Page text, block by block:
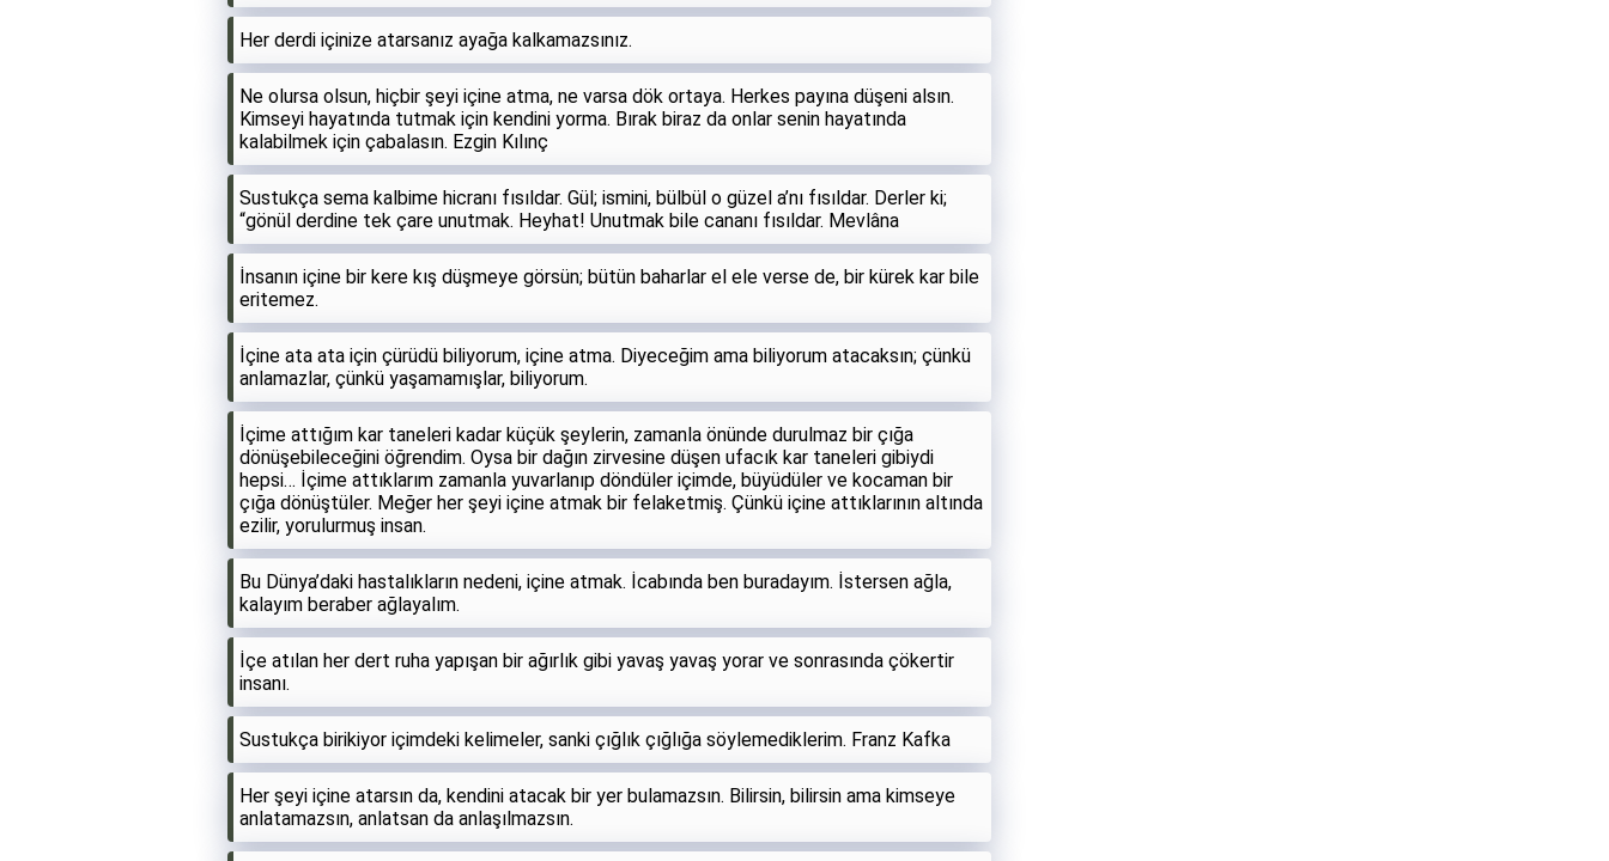
Her derdi içinize atarsanız ayağa kalkamazsınız.
Ne olursa olsun, hiçbir şeyi içine atma, ne varsa dök ortaya. Herkes payına düşeni alsın.
Kimseyi hayatında tutmak için kendini yorma. Bırak biraz da onlar senin hayatında
kalabilmek için çabalasın. Ezgin Kılınç
Sustukça sema kalbime hicranı fısıldar. Gül; ismini, bülbül o güzel a’nı fısıldar. Derler ki;
“gönül derdine tek çare unutmak. Heyhat! Unutmak bile cananı fısıldar. Mevlâna
İnsanın içine bir kere kış düşmeye görsün; bütün baharlar el ele verse de, bir kürek kar bile
eritemez.
İçine ata ata için çürüdü biliyorum, içine atma. Diyeceğim ama biliyorum atacaksın; çünkü
anlamazlar, çünkü yaşamamışlar, biliyorum.
İçime attığım kar taneleri kadar küçük şeylerin, zamanla önünde durulmaz bir çığa
dönüşebileceğini öğrendim. Oysa bir dağın zirvesine düşen ufacık kar taneleri gibiydi
hepsi… İçime attıklarım zamanla yuvarlanıp döndüler içimde, büyüdüler ve kocaman bir
çığa dönüştüler. Meğer her şeyi içine atmak bir felaketmiş. Çünkü içine attıklarının altında
ezilir, yorulurmuş insan.
Bu Dünya’daki hastalıkların nedeni, içine atmak. İcabında ben buradayım. İstersen ağla,
kalayım beraber ağlayalım.
İçe atılan her dert ruha yapışan bir ağırlık gibi yavaş yavaş yorar ve sonrasında çökertir
insanı.
Sustukça birikiyor içimdeki kelimeler, sanki çığlık çığlığa söylemediklerim. Franz Kafka
Her şeyi içine atarsın da, kendini atacak bir yer bulamazsın. Bilirsin, bilirsin ama kimseye
anlatamazsın, anlatsan da anlaşılmazsın.